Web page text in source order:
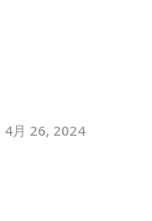
4月 26, 2024